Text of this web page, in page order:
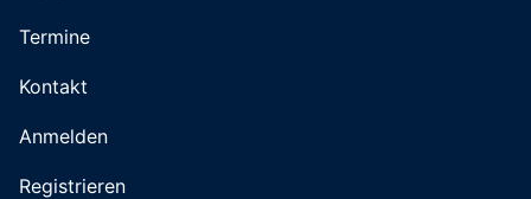
Termine
Kontakt
Anmelden
Registrieren